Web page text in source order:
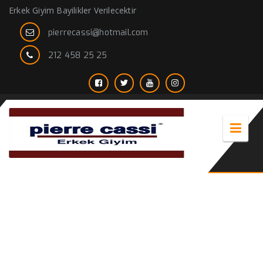
Erkek Giyim Bayilikler Verilecektir
pierrecassi@hotmail.com
212 458 25 25